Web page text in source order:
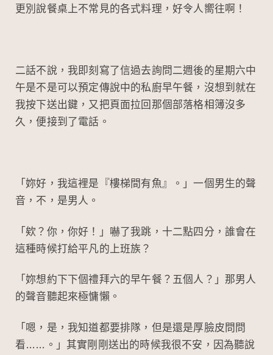
更別說餐桌上不常見的各式料理，好令人嚮往啊！
二話不說，我即刻寫了信過去詢問二週後的星期六中
午是不是可以預定傳說中的私廚早午餐，沒想到就在
我按下送出鍵，又把頁面拉回那個部落格相簿沒多
久，便接到了電話。
「妳好，我這裡是『樓梯間有魚』。」一個男生的聲
音，不，是男人。
「欸？你，你好！」嚇了我跳，十二點四分，誰會在
這種時候打給平凡的上班族？
「妳想約下下個禮拜六的早午餐？五個人？」那男人
的聲音聽起來極慵懶。
「嗯，是，我知道都要排隊，但是還是厚臉皮問問
看……。」其實剛剛送出的時候我很不安，因為聽說